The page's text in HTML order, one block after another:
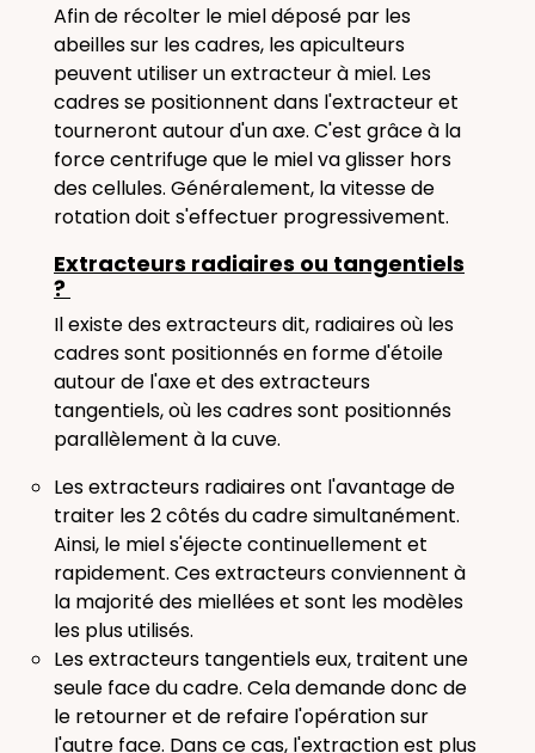
Afin de récolter le miel déposé par les
abeilles sur les cadres, les apiculteurs
peuvent utiliser un extracteur à miel. Les
cadres se positionnent dans l'extracteur et
tourneront autour d'un axe. C'est grâce à la
force centrifuge que le miel va glisser hors
des cellules. Généralement, la vitesse de
rotation doit s'effectuer progressivement.
Extracteurs radiaires ou tangentiels
?
Il existe des extracteurs dit, radiaires où les
cadres sont positionnés en forme d'étoile
autour de l'axe et des extracteurs
tangentiels, où les cadres sont positionnés
parallèlement à la cuve.
Les extracteurs radiairesont l'avantage de
traiter les 2 côtés du cadre simultanément.
Ainsi, le miel s'éjecte continuellement et
rapidement. Ces extracteurs conviennent à
la majorité des miellées et sont les modèles
les plus utilisés.
Les extracteurs tangentielseux, traitent une
seule face du cadre. Cela demande donc de
le retourner et de refaire l'opération sur
l'autre face. Dans ce cas, l'extraction est plus